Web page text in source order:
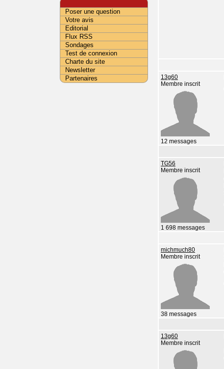
13g60
Membre inscrit
12 messages
TG56
Membre inscrit
1 698 messages
michmuch80
Membre inscrit
38 messages
13g60
Membre inscrit
Poser une question
Votre avis
Editorial
Flux RSS
Sondages
Test de connexion
Charte du site
Newsletter
Partenaires